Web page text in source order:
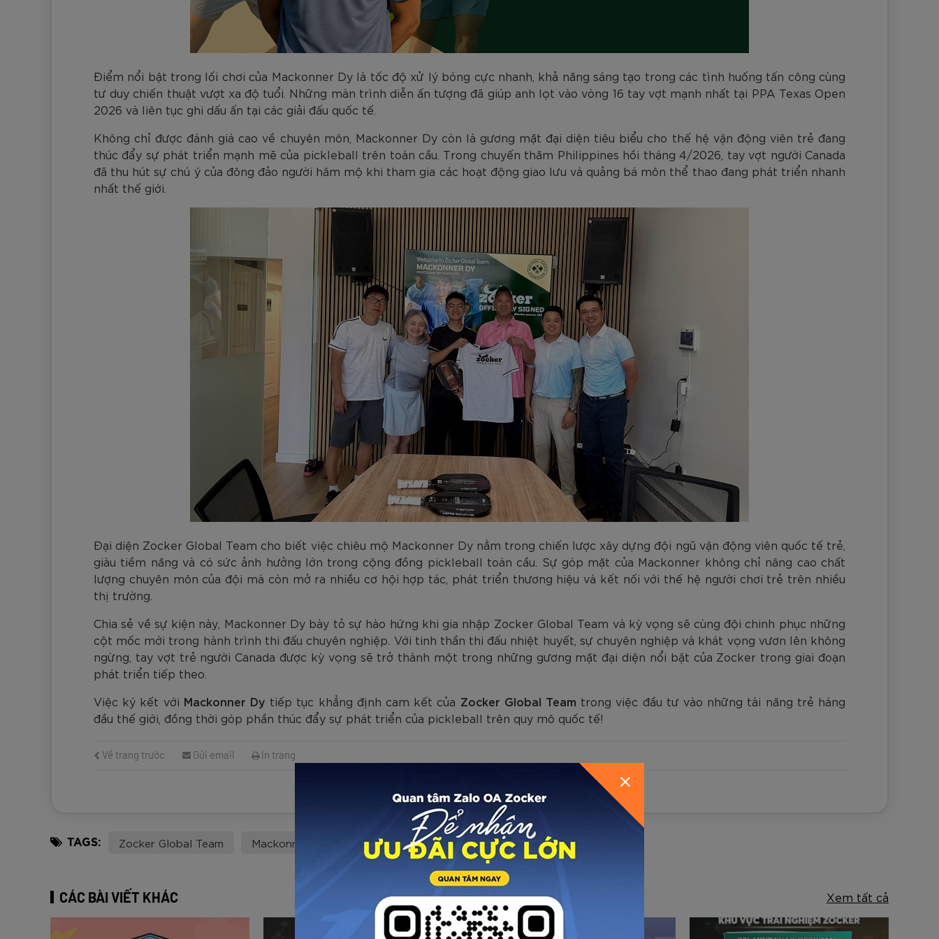
Điểm nổi bật trong lối chơi của Mackonner Dy là tốc độ xử lý bóng cực nhanh, khả năng sáng tạo trong các tình huống tấn công cùng
tư duy chiến thuật vượt xa độ tuổi. Những màn trình diễn ấn tượng đã giúp anh lọt vào vòng 16 tay vợt mạnh nhất tại PPA Texas Open
2026 và liên tục ghi dấu ấn tại các giải đấu quốc tế.
Không chỉ được đánh giá cao về chuyên môn, Mackonner Dy còn là gương mặt đại diện tiêu biểu cho thế hệ vận động viên trẻ đang
thúc đẩy sự phát triển mạnh mẽ của pickleball trên toàn cầu. Trong chuyến thăm Philippines hồi tháng 4/2026, tay vợt người Canada
đã thu hút sự chú ý của đông đảo người hâm mộ khi tham gia các hoạt động giao lưu và quảng bá môn thể thao đang phát triển nhanh
nhất thế giới.
Đại diện Zocker Global Team cho biết việc chiêu mộ Mackonner Dy nằm trong chiến lược xây dựng đội ngũ vận động viên quốc tế trẻ,
giàu tiềm năng và có sức ảnh hưởng lớn trong cộng đồng pickleball toàn cầu. Sự góp mặt của Mackonner không chỉ nâng cao chất
lượng chuyên môn của đội mà còn mở ra nhiều cơ hội hợp tác, phát triển thương hiệu và kết nối với thế hệ người chơi trẻ trên nhiều
thị trường.
Chia sẻ về sự kiện này, Mackonner Dy bày tỏ sự hào hứng khi gia nhập Zocker Global Team và kỳ vọng sẽ cùng đội chinh phục những
cột mốc mới trong hành trình thi đấu chuyên nghiệp. Với tinh thần thi đấu nhiệt huyết, sự chuyên nghiệp và khát vọng vươn lên không
ngừng, tay vợt trẻ người Canada được kỳ vọng sẽ trở thành một trong những gương mặt đại diện nổi bật của Zocker trong giai đoạn
phát triển tiếp theo.
Việc ký kết với Mackonner Dy tiếp tục khẳng định cam kết của Zocker Global Team trong việc đầu tư vào những tài năng trẻ hàng
đầu thế giới, đồng thời góp phần thúc đẩy sự phát triển của pickleball trên quy mô quốc tế!
Về trang trước Gửi email In trang
TAGS: Zocker Global Team Mackonner Dy
CÁC BÀI VIẾT KHÁC Xem tất cả